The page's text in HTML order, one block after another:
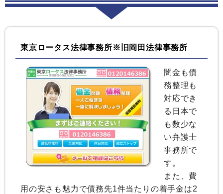
東京ロータス法律事務所※旧岡田法律事務所
闇金も債
務整理も
対応でき
る日本で
も数少な
い弁護士
事務所で
す。
また、費
用の安さも魅力で債務先1件当たりの着手金は2